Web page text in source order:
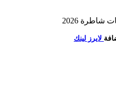
2026
لايرز لينك